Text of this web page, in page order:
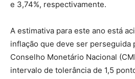
e 3,74%, respectivamente.
A estimativa para este ano está
inflação que deve ser perseguida
Conselho Monetário Nacional
intervalo de tolerância de 1,5